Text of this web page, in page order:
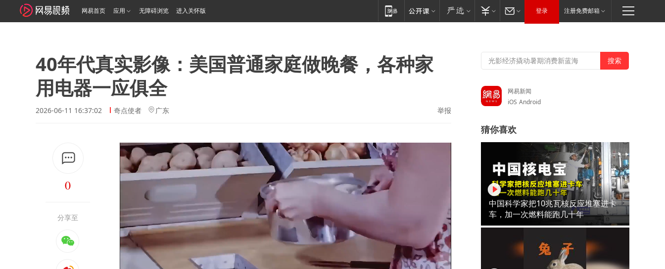
网易首页 应用 无障碍浏览 进入关怀版 登录 注册免费邮箱
40年代真实影像：美国普通家庭做晚餐，各种家
用电器一应俱全
2026-06-11 16:37:02 奇点使者 广东 举报
0
分享至
网易新闻
iOS Android
猜你喜欢
中国科学家把10兆瓦核反应堆塞进卡
车，加一次燃料能跑几十年